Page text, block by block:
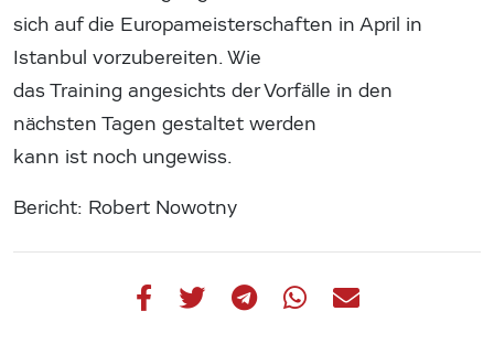
sich auf die Europameisterschaften in April in
Istanbul vorzubereiten. Wie
das Training angesichts der Vorfälle in den
nächsten Tagen gestaltet werden
kann ist noch ungewiss.
Bericht: Robert Nowotny